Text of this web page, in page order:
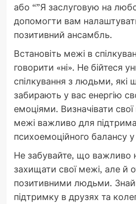
або “”Я заслуговую на
допомогти вам
позитивний ансамбль.
Встановіть межі в
говорити «ні». Не бійтеся
спілкування з людьми, які
забирають у вас енергію
емоціями. Визначівати свої
межі важливо для
психоемоційного балансу
Не забувайте, що важливо
захищати свої межі, але й
позитивними людьми.
підтримку в друзях та